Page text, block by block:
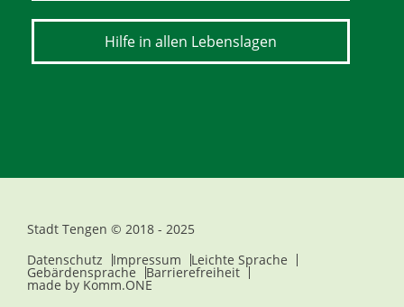
Hilfe in allen Lebenslagen
Stadt Tengen © 2018 - 2025
Datenschutz
Impressum Leichte Sprache
Gebärdensprache Barrierefreiheit
made by Komm.ONE